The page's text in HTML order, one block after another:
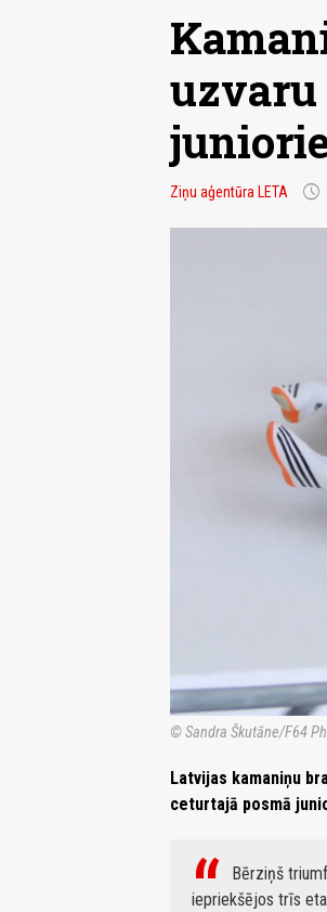
uzvaru
Ziņu aģentūra LETA schedule
© Sandra Škutāne/F64
Latvijas kamaniņu
ceturtajā posmā
Bērziņš
iepriekšējos trīs